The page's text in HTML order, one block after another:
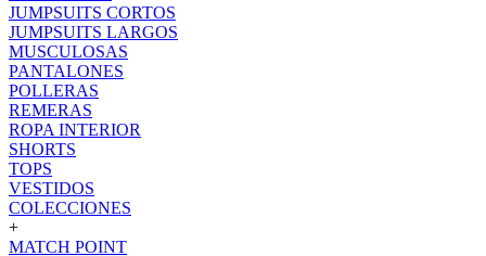
JUMPSUITS CORTOS
JUMPSUITS LARGOS
MUSCULOSAS
PANTALONES
POLLERAS
REMERAS
ROPA INTERIOR
SHORTS
TOPS
VESTIDOS
COLECCIONES
+
MATCH POINT